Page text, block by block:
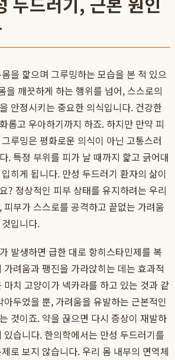
을 핥으며 그루밍하는 모습을 본 적 있으
을 깨끗하게 하는 행위를 넘어, 스스로의
안정시키는 중요한 의식입니다. 건강한
롭고 우아하기까지 하죠. 하지만 만약 피
루밍은 평화로운 의식이 아닌 고통스러
. 특정 부위를 피가 날 때까지 핥고 긁어대
히게 됩니다. 만성 두드러기 환자의 삶이
? 정상적인 피부 상태를 유지하려는 우리
부가 스스로를 공격하고 끝없는 가려움
입니다.
발생하면 급한 대로 항히스타민제를 복
려움과 팽진을 가라앉히는 데는 효과적
마치 고양이가 넥카라를 하고 있는 것과 같
두었을 뿐, 가려움을 유발하는 근본적인
것이죠. 약을 끊으면 다시 증상이 재발하
습니다. 한의학에서는 만성 두드러기를
로 보지 않습니다. 우리 몸 내부의 면역체